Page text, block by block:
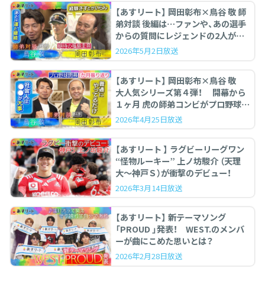
【あすリート】 岡田彰布×鳥谷 敬 師
弟対談 後編は…ファンや、あの選手
からの質問にレジェンドの2人が答
えます。
2026年5月2日放送
【あすリート】 岡田彰布×鳥谷 敬
大人気シリーズ第４弾！ 開幕から
１ヶ月 虎の師弟コンビがプロ野球を
ぶった斬る！
2026年4月25日放送
【あすリート 】 ラグビーリーグワン
“怪物ルーキー” 上ノ坊駿介 （天理
大〜神戸Ｓ）が衝撃のデビュー！
2026年3月14日放送
【あすリート】 新テーマソング
「PROUD 」発表！ WEST.のメンバ
ーが曲にこめた思いとは？
2026年2月28日放送